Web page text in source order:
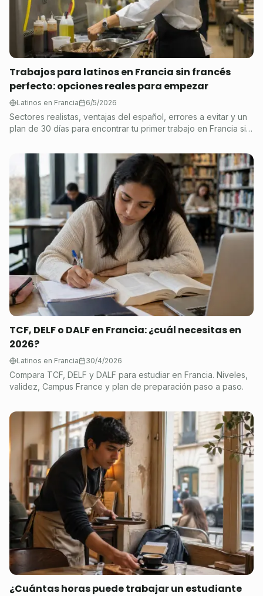
Trabajos para latinos en Francia sin francés
perfecto: opciones reales para empezar
Latinos en Francia 6/5/2026
Sectores realistas, ventajas del español, errores a evitar y un
plan de 30 días para encontrar tu primer trabajo en Francia sin
TCF, DELF o DALF en Francia: ¿cuál necesitas en
2026?
Latinos en Francia 30/4/2026
Compara TCF, DELF y DALF para estudiar en Francia. Niveles,
validez, Campus France y plan de preparación paso a paso.
¿Cuántas horas puede trabajar un estudiante